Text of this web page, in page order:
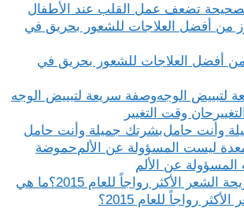
الصحيحة تضعف عمل القلب عند الأطفال
من أفضل العلاجات للشعور بحريق في
وصفة سريعة لتبييض الوجه
حان وقت التغيير
بشرتك جميلة وأنت حامل
حموضة
المسؤولة عن الألم
ما هي
رواجاً للعام 2015؟